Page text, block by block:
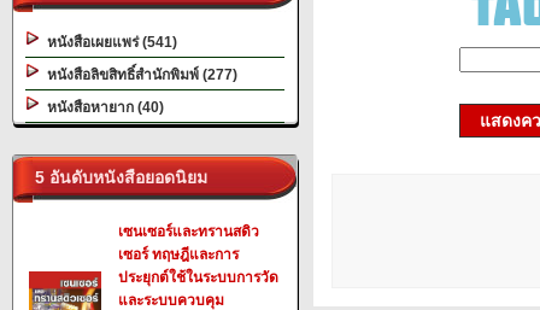
หนังสือเผยแพร่ (541)
หนังสือลิขสิทธิ์สำนักพิมพ์ (277)
หนังสือหายาก (40)
5 อันดับหนังสือยอดนิยม
เซนเซอร์และทรานสดิว
เซอร์ ทฤษฎีและการ
ประยุกต์ใช้ในระบบการวัด
และระบบควบคุม
แสดงค